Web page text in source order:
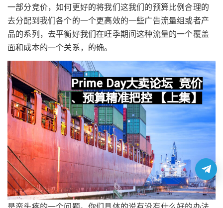
一部分竞价，如何更好的将我们这我们的预算比例合理的
去分配到我们各个的一个更高效的一些广告流量组或者产
品的系列，去平衡好我们在旺季期间这种流量的一个覆盖
面和成本的一个关系，的确。